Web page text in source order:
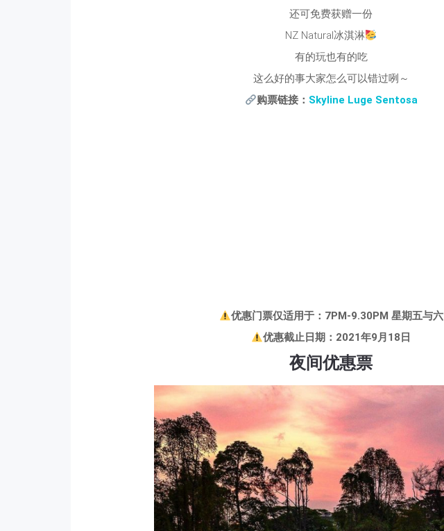
还可免费获赠一份
NZ Natural冰淇淋
有的玩也有的吃
这么好的事大家怎么可以错过咧～
购票链接： Skyline Luge Sentosa
优惠门票仅适用于：7PM-9.30PM 星期五与六
优惠截止日期：2021年9月18日
夜间优惠票